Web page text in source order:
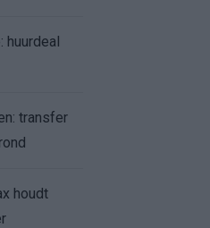
huurdeal
transfer
houdt